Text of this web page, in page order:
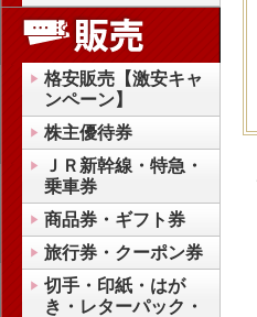
格安販売【激安キャ
ンペーン】
株主優待券
ＪＲ新幹線・特急・
乗車券
商品券・ギフト券
旅行券・クーポン券
切手・印紙・はが
き・レターパック・